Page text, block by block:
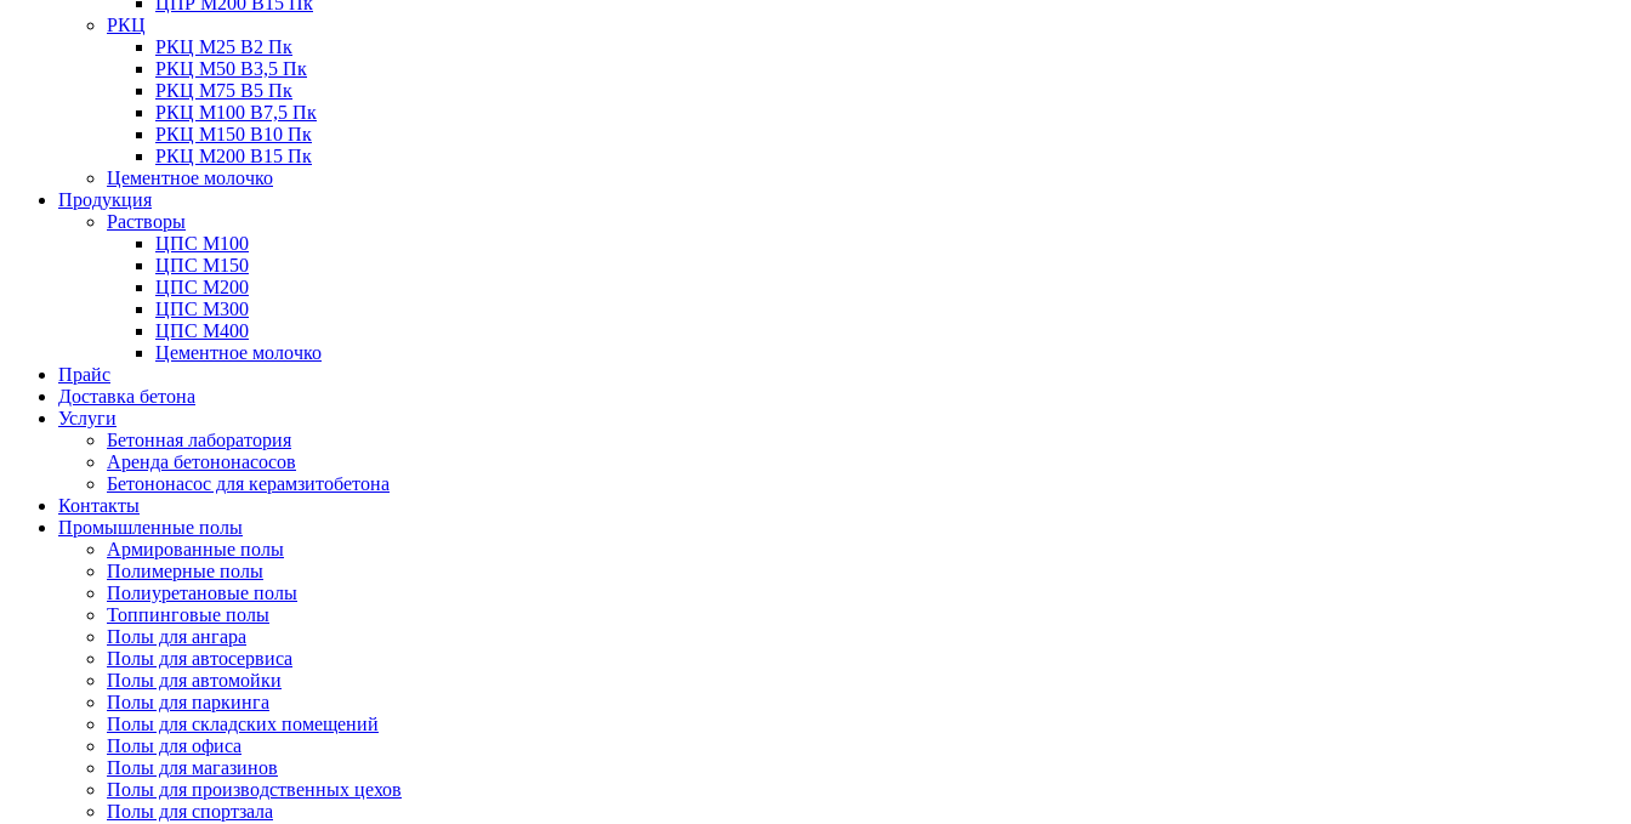
РКЦ
РКЦ М25 B2 Пк
РКЦ М50 В3,5 Пк
РКЦ М75 B5 Пк
РКЦ М100 B7,5 Пк
РКЦ М150 B10 Пк
РКЦ М200 B15 Пк
Цементное молочко
Продукция
Растворы
ЦПС М100
ЦПС М150
ЦПС М200
ЦПС М300
ЦПС М400
Цементное молочко
Прайс
Доставка бетона
Услуги
Бетонная лаборатория
Аренда бетононасосов
Бетононасос для керамзитобетона
Контакты
Промышленные полы
Армированные полы
Полимерные полы
Полиуретановые полы
Топпинговые полы
Полы для ангара
Полы для автосервиса
Полы для автомойки
Полы для паркинга
Полы для складских помещений
Полы для офиса
Полы для магазинов
Полы для производственных цехов
Полы для спортзала